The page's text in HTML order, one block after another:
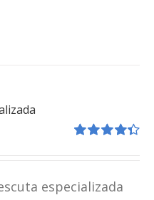
especializada